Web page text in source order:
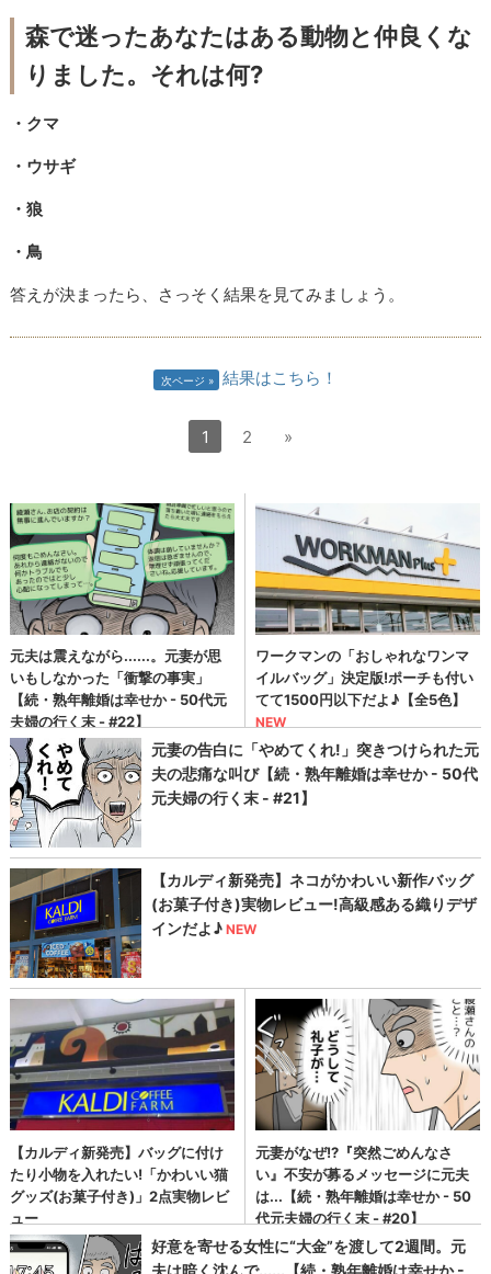
森で迷ったあなたはある動物と仲良くな
りました。それは何?
・クマ
・ウサギ
・狼
・鳥
答えが決まったら、さっそく結果を見てみましょう。
次ページ 結果はこちら！
1 2 »